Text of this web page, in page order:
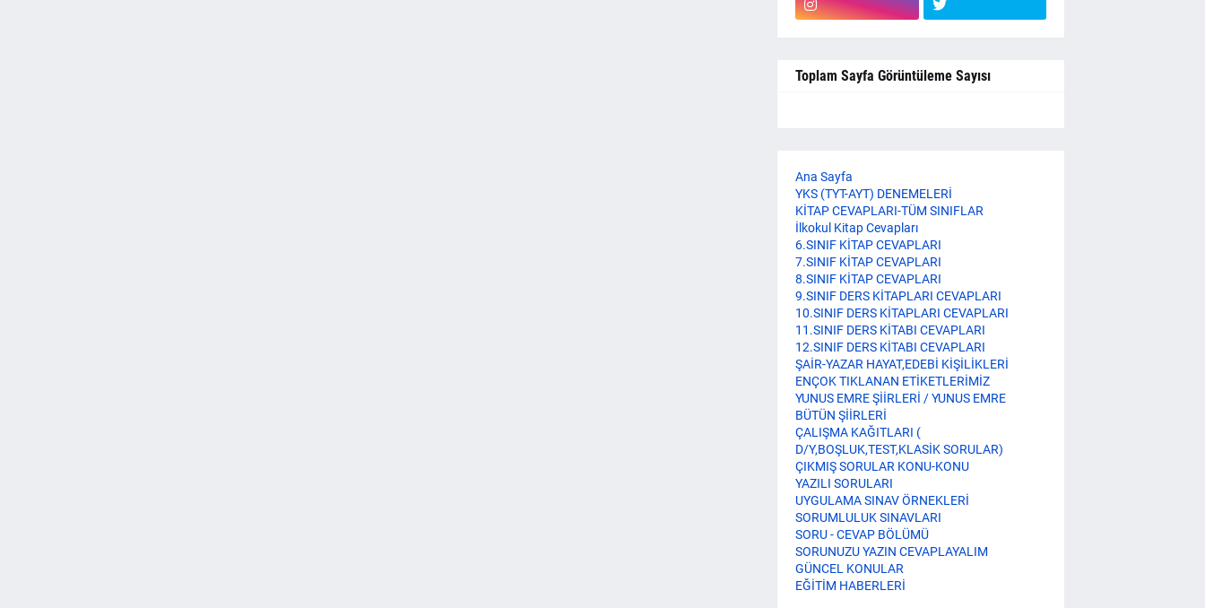
Toplam Sayfa Görüntüleme Sayısı
Ana Sayfa
YKS (TYT-AYT) DENEMELERİ
KİTAP CEVAPLARI-TÜM SINIFLAR
İlkokul Kitap Cevapları
6.SINIF KİTAP CEVAPLARI
7.SINIF KİTAP CEVAPLARI
8.SINIF KİTAP CEVAPLARI
9.SINIF DERS KİTAPLARI CEVAPLARI
10.SINIF DERS KİTAPLARI CEVAPLARI
11.SINIF DERS KİTABI CEVAPLARI
12.SINIF DERS KİTABI CEVAPLARI
ŞAİR-YAZAR HAYAT,EDEBİ KİŞİLİKLERİ
ENÇOK TIKLANAN ETİKETLERİMİZ
YUNUS EMRE ŞİİRLERİ / YUNUS EMRE
BÜTÜN ŞİİRLERİ
ÇALIŞMA KAĞITLARI (
D/Y,BOŞLUK,TEST,KLASİK SORULAR)
ÇIKMIŞ SORULAR KONU-KONU
YAZILI SORULARI
UYGULAMA SINAV ÖRNEKLERİ
SORUMLULUK SINAVLARI
SORU - CEVAP BÖLÜMÜ
SORUNUZU YAZIN CEVAPLAYALIM
GÜNCEL KONULAR
EĞİTİM HABERLERİ